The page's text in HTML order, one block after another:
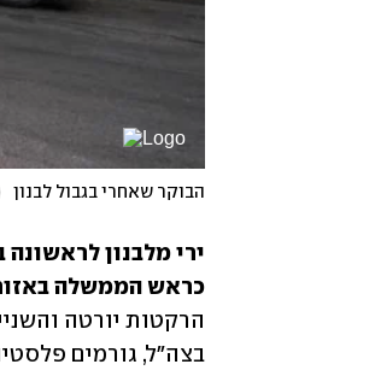
הבוקר שאחרי בגבול לבנון
כראש הממשלה